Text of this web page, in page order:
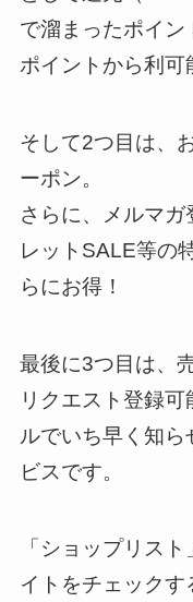
で溜まったポイ
ポイントから利可
そして2つ目は、
ーポン。
さらに、メルマ
レットSALE等の
らにお得！
最後に3つ目は、
リクエスト登録
ルでいち早く知
ビスです。
「ショップリス
イトをチェックす